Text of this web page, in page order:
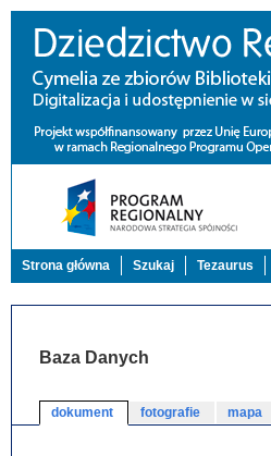
Strona główna Szukaj Tezaurus
Baza Danych
dokument fotografie mapa